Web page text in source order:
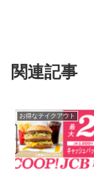
関連記事
お得なテイクアウト